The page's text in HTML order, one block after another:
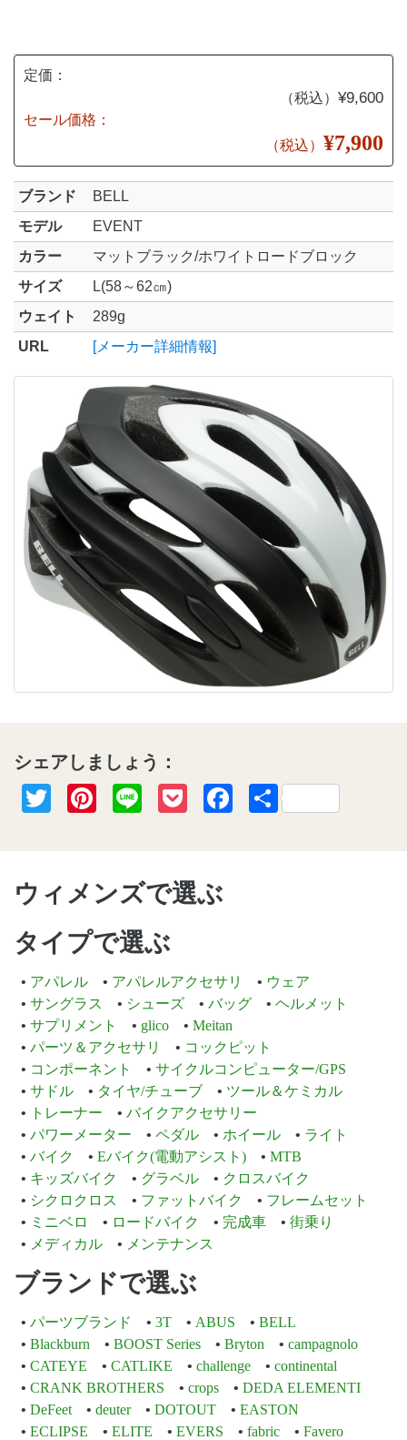
定価：
（税込） ¥9,600
セール価格：
（税込） ¥7,900
ブランド
BELL
モデル
EVENT
カラー
マットブラック/ホワイトロードブロック
サイズ
L(58～62㎝)
ウェイト
289g
URL
[メーカー詳細情報]
シェアしましょう：
TwitterPinterest
Line PocketFacebook
共
ウィメンズで選ぶ
タイプで選ぶ
アパレル アパレルアクセサリ
ウェア
サングラス
シューズ バッグ
ヘルメット
サプリメント
glico
Meitan
パーツ＆アクセサリ
コックピット
コンポーネント
サイクルコンピューター/GPS
サドル
タイヤ/チューブ
ツール＆ケミカル
トレーナー
バイクアクセサリー
パワーメーター
ペダル ホイール
ライト
バイク
Eバイク(電動アシスト)
MTB
キッズバイク
グラベル
クロスバイク
シクロクロス
ファットバイク
フレームセット
ミニベロ
ロードバイク 完成車
街乗り
メディカル
メンテナンス
ブランドで選ぶ
パーツブランド 3T ABUS
BELL
Blackburn
BOOST Series Bryton
campagnolo
CATEYE
CATLIKE challenge
continental
CRANK BROTHERS
crops
DEDA ELEMENTI
DeFeet
deuter DOTOUT
EASTON
ECLIPSE
ELITE EVERS fabric
Favero